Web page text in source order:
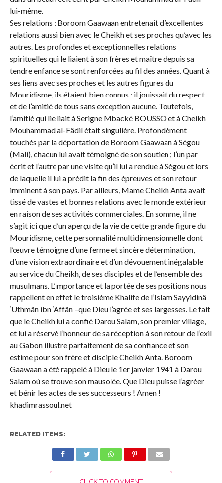
lui-même.
Ses relations : Boroom Gaawaan entretenait d’excellentes
relations aussi bien avec le Cheikh et ses proches qu’avec les
autres. Les profondes et exceptionnelles relations
spirituelles qui le liaient à son frères et maître depuis sa
tendre enfance se sont renforcées au fil des années. Quant à
ses liens avec ses proches et les autres figures du
Mouridisme, ils étaient bien connus : il jouissait du respect
et de l’amitié de tous sans exception aucune. Toutefois,
l’amitié qui lie liait à Serigne Mbacké BOUSSO et à Cheikh
Mouhammad al-Fâdil était singulière. Profondément
touchés par la déportation de Boroom Gaawaan à Ségou
(Mali), chacun lui avait témoigné de son soutien ; l’un par
écrit et l’autre par une visite qu’il lui a rendue à Ségou et lors
de laquelle il lui a prédit la fin des épreuves et son retour
imminent à son pays. Par ailleurs, Mame Cheikh Anta avait
tissé de vastes et bonnes relations avec le monde extérieur
en raison de ses activités commerciales. En somme, il ne
s’agit ici que d’un aperçu de la vie de cette grande figure du
Mouridisme, cette personnalité multidimensionnelle dont
l’œuvre témoigne d’une ferme et sincère détermination,
d’une vision extraordinaire et d’un dévouement inégalable
au service du Cheikh, de ses disciples et de l’ensemble des
musulmans. L’importance et la portée de ses positions nous
rappellent en effet le troisième Khalife de l’Islam Sayyidinâ
‘Uthmân ibn ‘Affân –que Dieu l’agrée et ses largesses. Le fait
que le Cheikh lui a confié Darou Salam, son premier village,
et lui a réservé l’honneur de sa réception à son retour de l’exil
au Gabon illustre parfaitement de sa confiance et son
estime pour son frère et disciple Cheikh Anta. Boroom
Gaawaan a été rappelé à Dieu le 1er janvier 1941 à Darou
Salam où se trouve son mausolée. Que Dieu puisse l’agréer
et bénir les actes de ses successeurs ! Amen !
khadimrassoul.net
RELATED ITEMS:
CLICK TO COMMENT